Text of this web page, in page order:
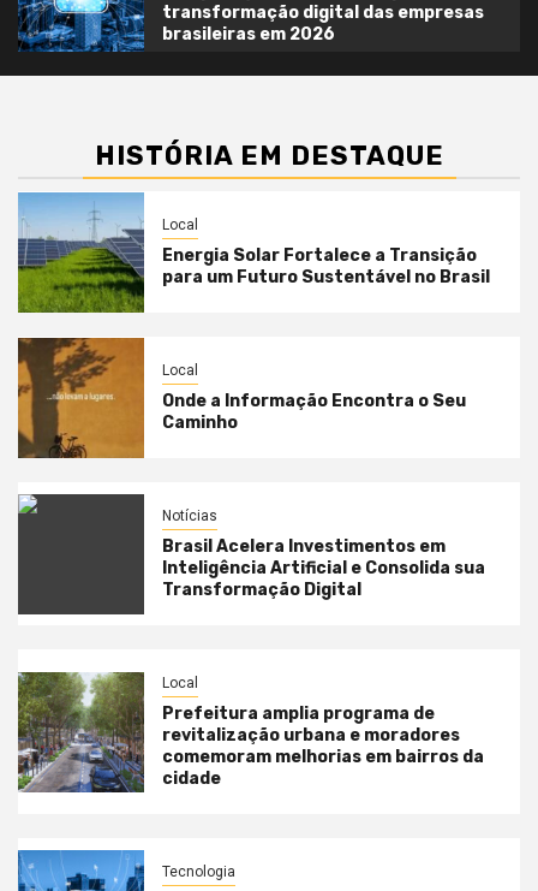
transformação digital das empresas
brasileiras em 2026
HISTÓRIA EM DESTAQUE
Local
Energia Solar Fortalece a Transição
para um Futuro Sustentável no Brasil
Local
Onde a Informação Encontra o Seu
Caminho
Notícias
Brasil Acelera Investimentos em
Inteligência Artificial e Consolida sua
Transformação Digital
Local
Prefeitura amplia programa de
revitalização urbana e moradores
comemoram melhorias em bairros da
cidade
Tecnologia